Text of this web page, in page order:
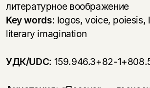
литературное воображение
Key words: logos, voice, poiesis,
literary imagination
УДК/UDC: 159.946.3+82-